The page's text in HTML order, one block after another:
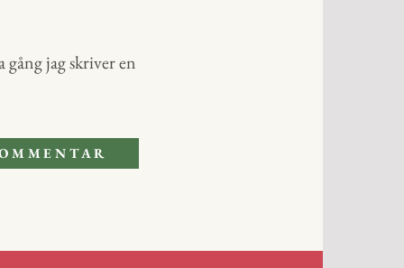
gång jag skriver en